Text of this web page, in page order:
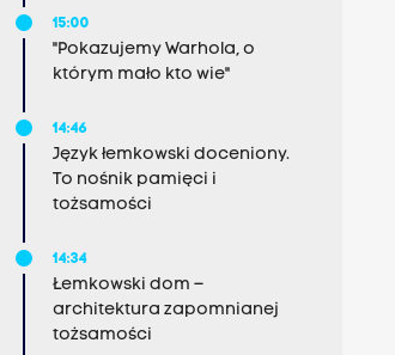
15:00
"Pokazujemy Warhola, o
którym mało kto wie"
14:46
Język łemkowski doceniony.
To nośnik pamięci i
tożsamości
14:34
Łemkowski dom –
architektura zapomnianej
tożsamości